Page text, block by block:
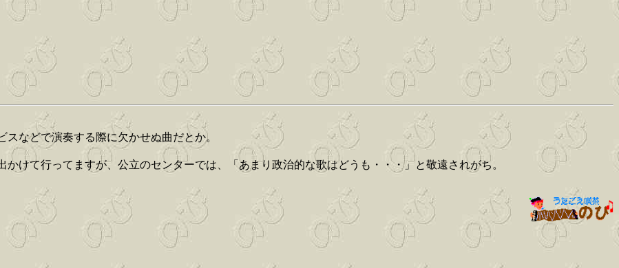
などで演奏する際に欠かせぬ曲だとか。
けて行ってますが、公立のセンターでは、「あまり政治的な歌はどうも・・・」と敬遠されがち。